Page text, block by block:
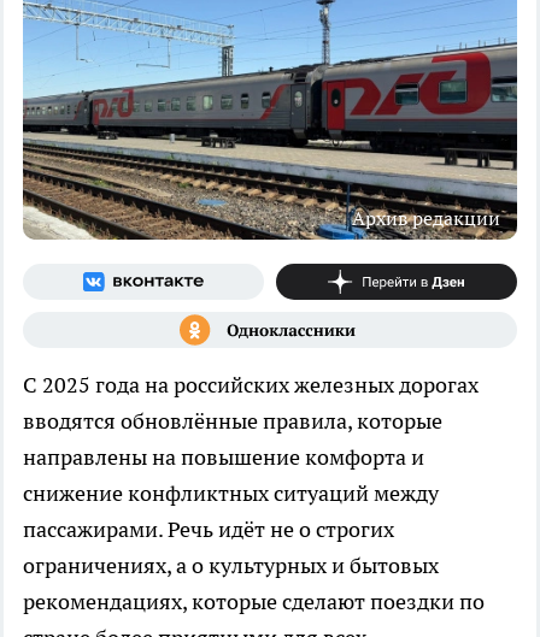
Архив редакции
С 2025 года на российских железных дорогах
вводятся обновлённые правила, которые
направлены на повышение комфорта и
снижение конфликтных ситуаций между
пассажирами. Речь идёт не о строгих
ограничениях, а о культурных и бытовых
рекомендациях, которые сделают поездки по